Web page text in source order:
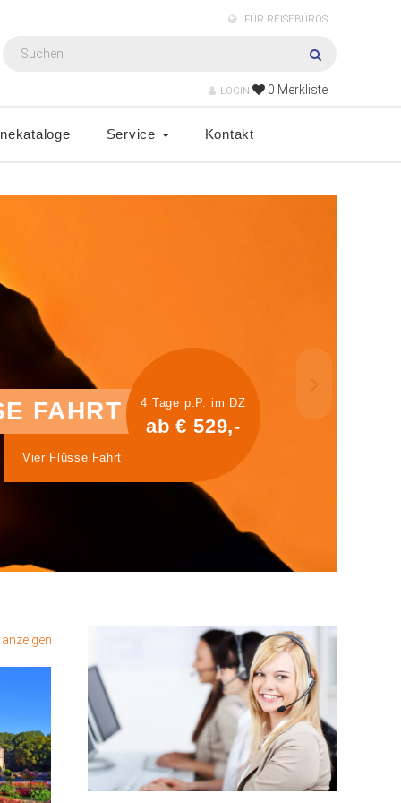
FÜR REISEBÜROS
LOGIN 0 Merkliste
Service Kontakt
FAHRT
Vier Flüsse Fahrt
4 Tage p.P. im DZ
ab € 529,-